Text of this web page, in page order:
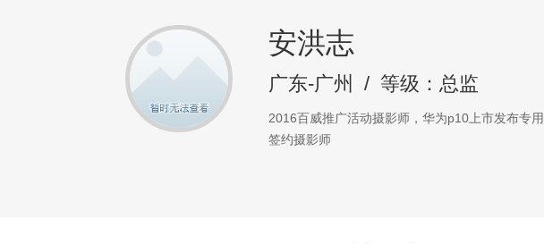
安洪志
广东-广州 / 等级：总监
2016百威推广活动摄影师，华为p10上市发布专
签约摄影师